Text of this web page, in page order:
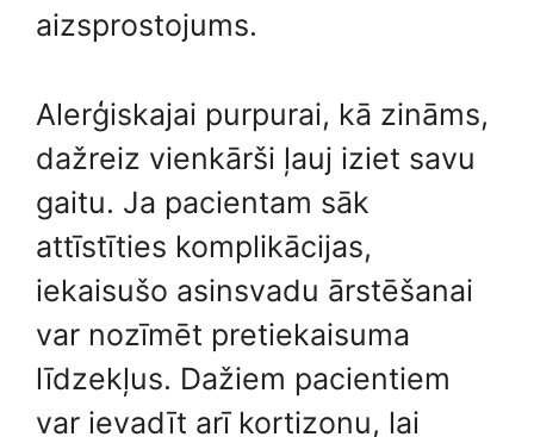
aizsprostojums.
Alerģiskajai purpurai, kā zināms,
dažreiz vienkārši ļauj iziet savu
gaitu. Ja pacientam sāk
attīstīties komplikācijas,
iekaisušo asinsvadu ārstēšanai
var nozīmēt pretiekaisuma
līdzekļus. Dažiem pacientiem
var ievadīt arī kortizonu, lai